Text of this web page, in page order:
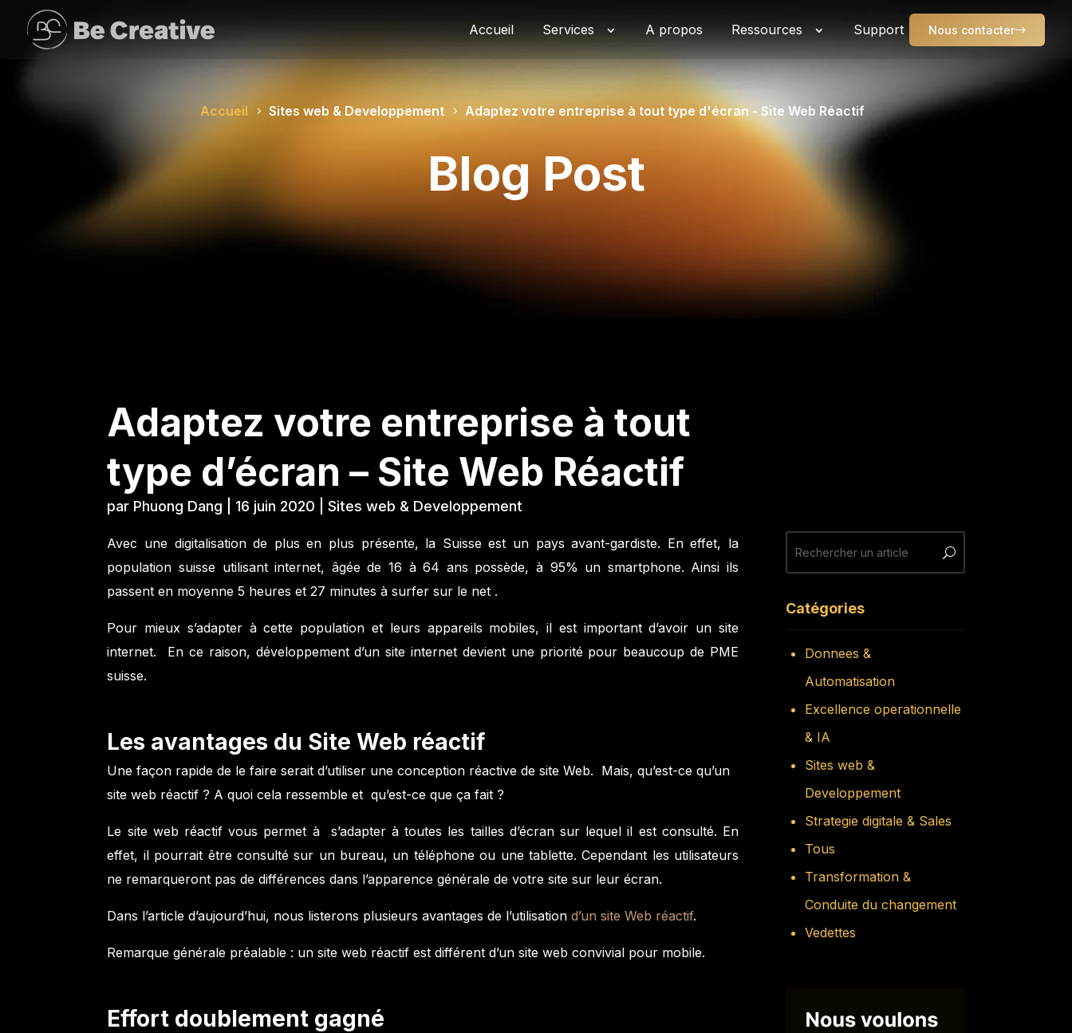
Accueil Services A propos Ressources Support Nous contacter
Accueil Sites web & Developpement Adaptez votre entreprise à tout type d'écran - Site Web Réactif
Blog Post
Adaptez votre entreprise à tout
type d’écran – Site Web Réactif
par Phuong Dang 16 juin 2020 |Sites web & Developpement
Avec une digitalisationde plus en plus présente, la Suisse est un pays avant-gardiste. En effet, la
population suisse utilisant internet, âgée de 16 à 64 ans possède, à 95% un smartphone. Ainsi ils
passent en moyenne 5 heures et 27 minutes à surfer sur le net .
Pour mieux s’adapter à cette population et leurs appareils mobiles, il est important d’avoir un site
internet. En ce raison, développement d’un site internet devient une priorité pour beaucoup de PME
suisse.
Les avantages du Site Web réactif
Une façon rapide de le faire serait d’utiliser une conception réactive de site Web. Mais, qu’est-ce qu’un
site web réactif ? A quoi cela ressemble et qu’est-ce que ça fait ?
Le site web réactif vous permet à s’adapter à toutes les tailles d’écran sur lequel il est consulté. En
effet, il pourrait être consulté sur un bureau, un téléphone ou une tablette. Cependant les utilisateurs
ne remarqueront pas de différences dans l’apparence générale de votre site sur leur écran.
Dans l’article d’aujourd’hui, nous listerons plusieurs avantages de l’utilisationd’un site Web réactif.
Remarque générale préalable : un site web réactif est différent d’un site web convivial pour mobile.
Effort doublement gagné
Catégories
Donnees &
Automatisation
Excellence operationnelle
& IA
Sites web &
Developpement
Strategie digitale & Sales
Tous
Transformation &
Conduite du changement
Vedettes